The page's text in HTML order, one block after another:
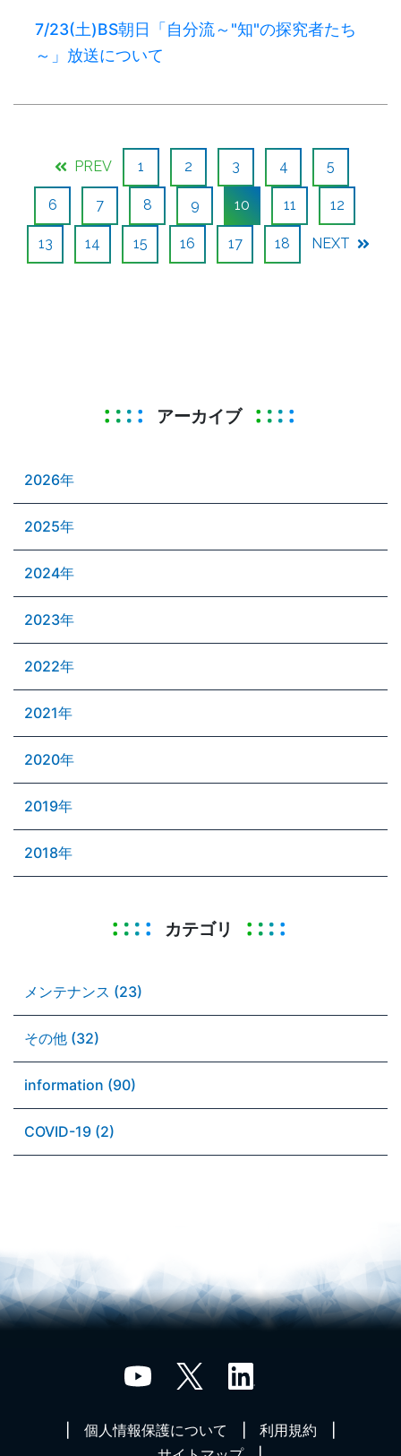
7/23(土)BS朝日「自分流～"知"の探究者たち
～」放送について
PREV 1 2 3 4 5
6 7 8 9 10 11 12
13 14 15 16 17 18 NEXT
アーカイブ
2026年
2025年
2024年
2023年
2022年
2021年
2020年
2019年
2018年
カテゴリ
メンテナンス (23)
その他 (32)
information (90)
COVID-19 (2)
個人情報保護について
利用規約